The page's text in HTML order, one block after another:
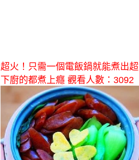
超火！只需一個電飯鍋就能煮出
下廚的都煮上癮 觀看人數：3092